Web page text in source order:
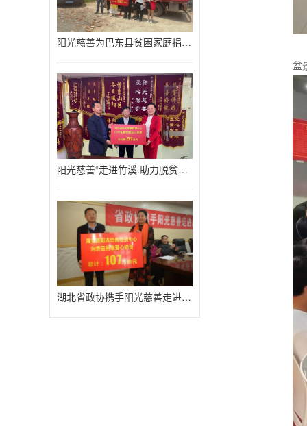
阳光慈善为巴东县贫困家庭捐赠80万
阳光慈善“走进竹溪.助力脱贫攻坚
湖北省政协携手阳光慈善走进房县扶
盆